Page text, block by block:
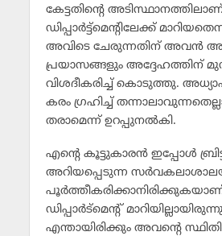
കേട്ടതിന്റെ
ഡിപ്പാര്‍ട്ട്‌മെന്റിലേക്ക്
അവിടെ ചേരുന്നതിന് അവന്‍
പ്രയാസങ്ങളും അദ്ദേഹത്തിന്
വിശദീകരിച്ച് കൊടുത്തു.
കരം ഗ്രഹിച്ച്
തരാമെന്ന് ഉറപ്പുനല്‍കി.
എന്റെ കൂട്ടുകാരന്‍ ഇപ്പോള്‍
അറിയപ്പെടുന്ന
ഡിപ്പാര്‍ട്‌മെന്റ്
എന്തായിരിക്കും അവന്റെ